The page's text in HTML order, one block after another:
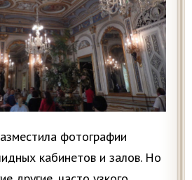
фотографии
кабинетов и залов. Но